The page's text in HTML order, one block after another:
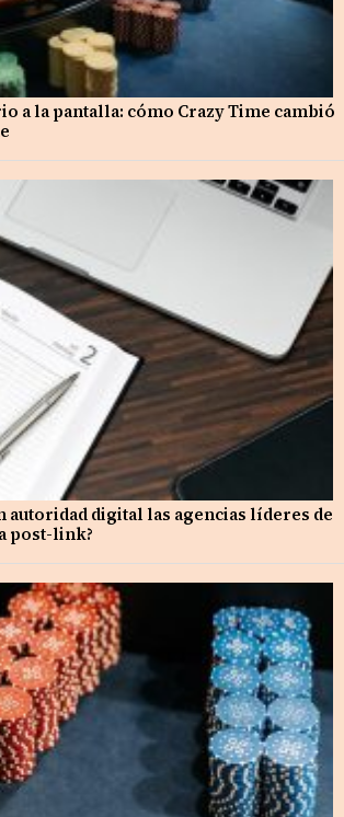
a la pantalla: cómo Crazy Time cambió
autoridad digital las agencias líderes de
post-link?